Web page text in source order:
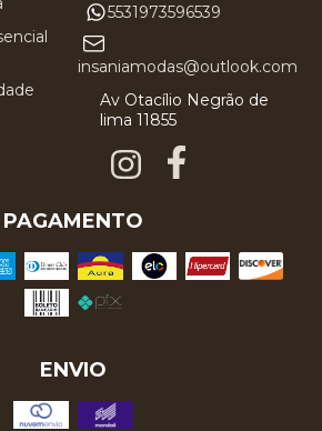
5531973596539
insaniamodas@outlook.com
Av Otacílio Negrão de
lima 11855
PAGAMENTO
ENVIO